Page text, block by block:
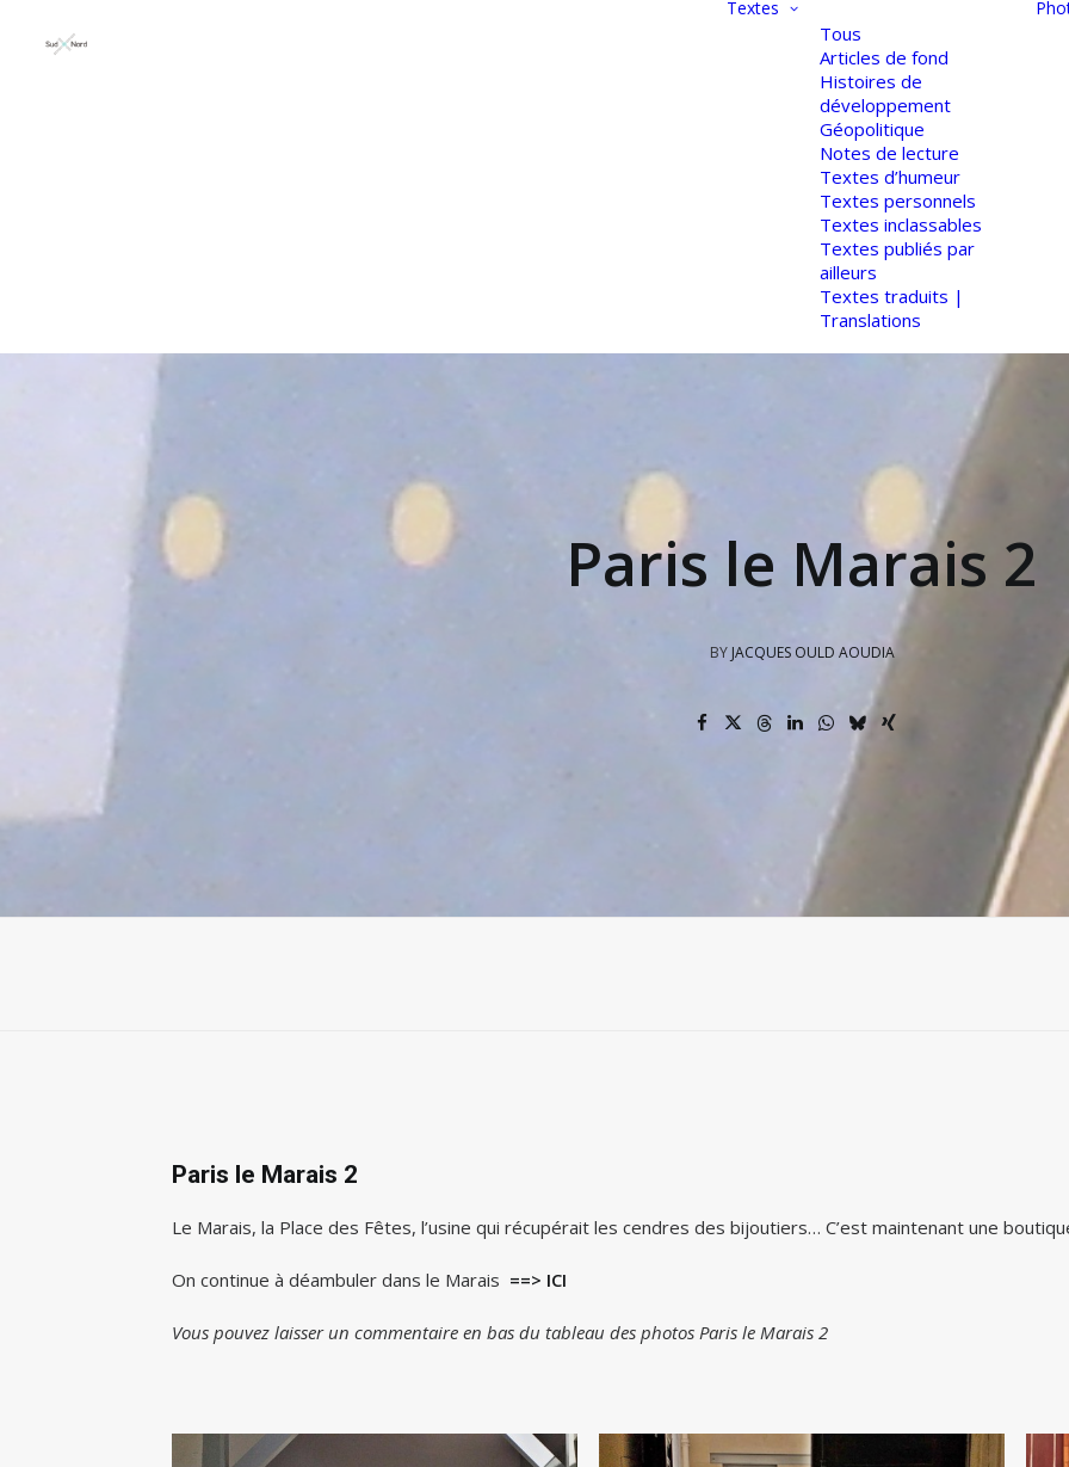
Textes
Tous
Articles de fond
Histoires de
développement
Géopolitique
Notes de lecture
Textes d’humeur
Textes personnels
Textes inclassables
Textes publiés par
ailleurs
Textes traduits |
Translations
Paris le Marais 2
BY JACQUES OULD AOUDIA
Paris le Marais 2
Le Marais, la Place des Fêtes, l’usine qui récupérait les cendres des bijoutiers… C’est maintenant une
On continue à déambuler dans le Marais ==> ICI
Vous pouvez laisser un commentaire en bas du tableau des photos Paris le Marais 2